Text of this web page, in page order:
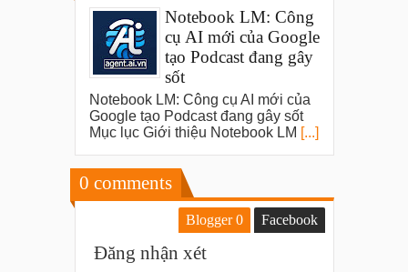
Notebook LM: Công
cụ AI mới của Google
tạo Podcast đang gây
sốt
Notebook LM: Công cụ AI mới của
Google tạo Podcast đang gây sốt
Mục lục Giới thiệu Notebook LM [...]
0 comments
Blogger0 Facebook
Đăng nhận xét